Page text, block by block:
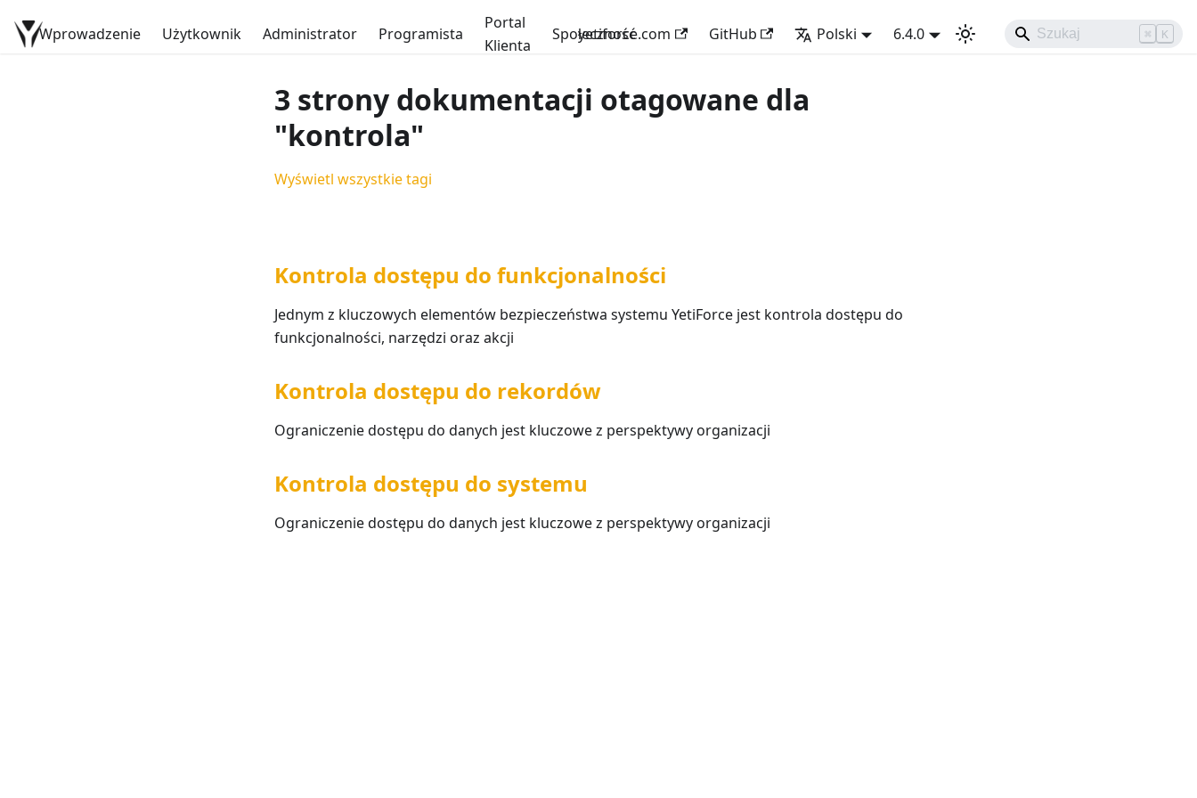
Dokumentacja YetiForce
Wprowadzenie Użytkownik Administrator Programista
Portal
Klienta
Społeczność
yetiforce.com GitHub Polski 6.4.0 ⌘ K
3 strony dokumentacji otagowane dla
"kontrola"
Wyświetl wszystkie tagi
Kontrola dostępu do funkcjonalności
Jednym z kluczowych elementów bezpieczeństwa systemu YetiForce jest kontrola dostępu do
funkcjonalności, narzędzi oraz akcji
Kontrola dostępu do rekordów
Ograniczenie dostępu do danych jest kluczowe z perspektywy organizacji
Kontrola dostępu do systemu
Ograniczenie dostępu do danych jest kluczowe z perspektywy organizacji